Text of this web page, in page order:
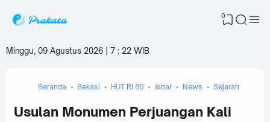
0
Minggu, 09 Agustus 2026 | 7 : 22 WIB
Beranda Bekasi HUT RI 80 Jabar News Sejarah
Usulan Monumen Perjuangan Kali